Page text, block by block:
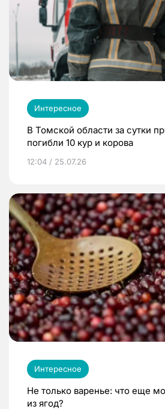
Интересное
В Томской области за сутки
погибли 10 кур и корова
12:04 / 25.07.26
Интересное
Не только варенье: что еще
из ягод?